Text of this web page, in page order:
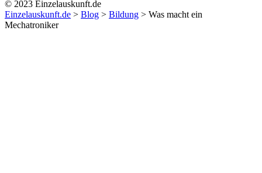
© 2023 Einzelauskunft.de
Einzelauskunft.de > Blog > Bildung > Was macht ein
Mechatroniker